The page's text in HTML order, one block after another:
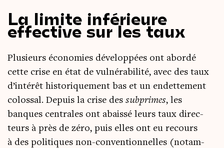
La limite inférieure
effective sur les taux
Plu­sieurs éco­no­mies déve­lop­pées ont abor­dé
cette crise en état de vul­né­ra­bi­li­té, avec des taux
d’intérêt his­to­ri­que­ment bas et un endet­te­ment
colos­sal. Depuis la crise des sub­primes, les
banques cen­trales ont abais­sé leurs taux direc­
teurs à près de zéro, puis elles ont eu recours
à des poli­tiques non-conven­tion­nelles (notam­